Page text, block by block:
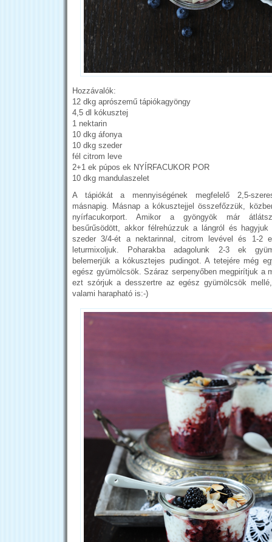
Hozzávalók:
12 dkg aprószemű tápiókagyöngy
4,5 dl kókusztej
1 nektarin
10 dkg áfonya
10 dkg szeder
fél citrom leve
2+1 ek púpos ek NYÍRFACUKOR POR
10 dkg mandulaszelet
A tápiókát a mennyiségének megfelelő 2,5-
másnapig. Másnap a kókusztejjel összefőzzük,
nyírfacukorport. Amikor a gyöngyök már
besűrűsödött, akkor félrehúzzuk a lángról és
szeder 3/4-ét a nektarinnal, citrom levével és 1-2
leturmixoljuk. Poharakba adagolunk 2-3 ek
belemerjük a kókusztejes pudingot. A tetejére még
egész gyümölcsök. Száraz serpenyőben megpirítjuk a
ezt szórjuk a desszertre az egész gyümölcsök
valami harapható is:-)